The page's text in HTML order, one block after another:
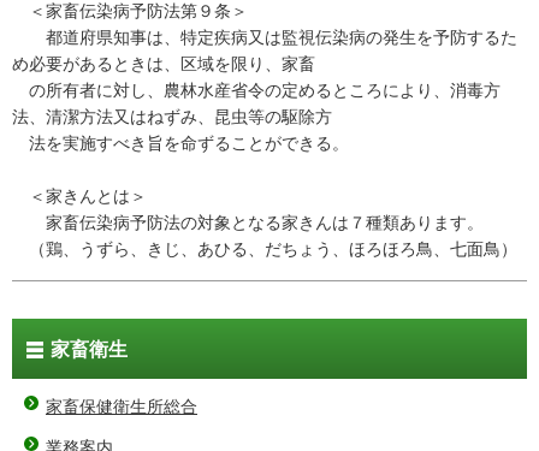
＜家畜伝染病予防法第９条＞
都道府県知事は、特定疾病又は監視伝染病の発生を予防するた
め必要があるときは、区域を限り、家畜
の所有者に対し、農林水産省令の定めるところにより、消毒方
法、清潔方法又はねずみ、昆虫等の駆除方
法を実施すべき旨を命ずることができる。
＜家きんとは＞
家畜伝染病予防法の対象となる家きんは７種類あります。
（鶏、うずら、きじ、あひる、だちょう、ほろほろ鳥、七面鳥）
家畜衛生
家畜保健衛生所総合